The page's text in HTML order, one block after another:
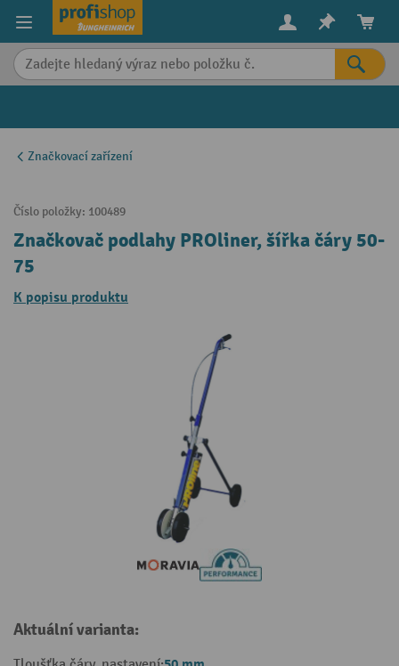
content
Značkovací zařízení
Číslo položky: 100489
Značkovač podlahy PROliner, šířka čáry 50-
75
K popisu produktu
Aktuální varianta: